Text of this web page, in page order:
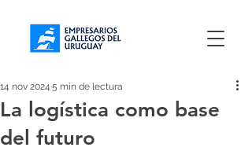
La logística como base
del futuro
14 nov 2024 5 min de lectura